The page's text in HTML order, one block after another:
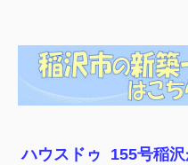
ハウスドゥ 155号稲沢